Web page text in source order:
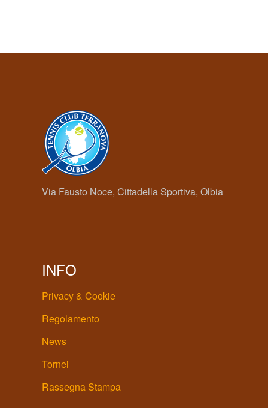
Via Fausto Noce, Cittadella Sportiva, Olbia
INFO
Privacy & Cookie
Regolamento
News
Tornei
Rassegna Stampa